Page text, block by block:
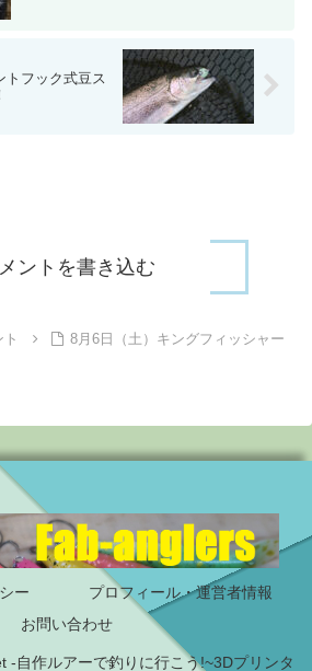
トフック式豆ス
ントを書き込む
8月6日（土）キングフィッシャー
ー
プロフィール・運営者情報
お問い合わせ
自作ルアーで釣りに行こう!~3Dプリンタ